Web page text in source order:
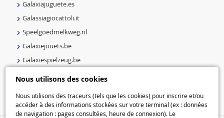
Nous utilisons des cookies
Nous utilisons des traceurs (tels que les cookies) pour inscrire et/ou
accéder à des informations stockées sur votre terminal (ex : données
de navigation : pages consultées, heure de connexion). Le
Galaxiajuguete.es
Galassiagiocattoli.it
Speelgoedmelkweg.nl
Galaxiejouets.be
Galaxiespielzeug.be